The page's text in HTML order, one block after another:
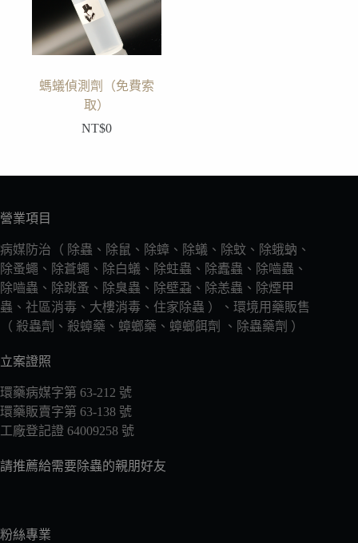
螞蟻偵測劑（免費索
取）
NT$0
營業項目
病媒防治（ 除蟲、除鼠、除蟑、除蟻、除蚊、除蛾蚋、
除蚤蠅、除蒼蠅、除白蟻、除蛀蟲、除蠹蟲、除嚙蟲、
除嚙蟲、除跳蚤、除臭蟲、除壁蝨、除恙蟲、除煙甲
蟲、社區消毒、大樓消毒、住家除蟲 ）、環境用藥販售
（ 殺蟲劑、殺蟑藥、蟑螂藥、蟑螂餌劑 、除蟲藥劑 ）
立案證照
環藥病媒字第 63-212 號
環藥販賣字第 63-138 號
工廠登記證 64009258 號
請推薦給需要除蟲的親朋好友
粉絲專業